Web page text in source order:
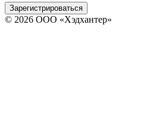
Зарегистрироваться
© 2026 ООО «Хэдхантер»